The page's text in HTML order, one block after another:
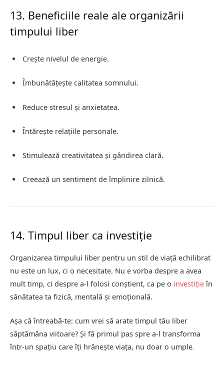
13. Beneficiile reale ale organizării
timpului liber
Crește nivelul de energie.
Îmbunătățește calitatea somnului.
Reduce stresul și anxietatea.
Întărește relațiile personale.
Stimulează creativitatea și gândirea clară.
Creează un sentiment de împlinire zilnică.
14. Timpul liber ca investiție
Organizarea timpului liber pentru un stil de viață echilibrat
nu este un lux, ci o necesitate. Nu e vorba despre a avea
mult timp, ci despre a-l folosi conștient, ca pe o investițieîn
sănătatea ta fizică, mentală și emoțională.
Așa că întreabă-te: cum vrei să arate timpul tău liber
săptămâna viitoare? Și fă primul pas spre a-l transforma
într-un spațiu care îți hrănește viața, nu doar o umple.